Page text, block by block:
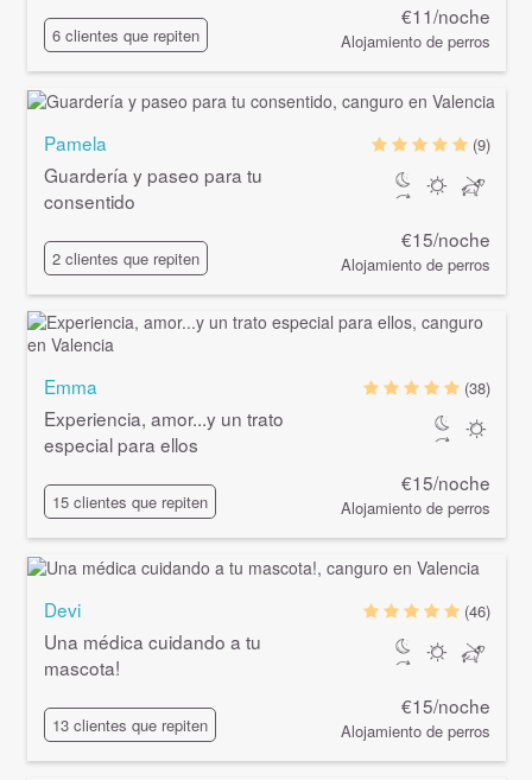
6 clientes que repiten
€11/noche
Alojamiento de perros
Pamela
Guardería y paseo para tu
consentido
2 clientes que repiten
(9)
€15/noche
Alojamiento de perros
Emma
Experiencia, amor...y un trato
especial para ellos
15 clientes que repiten
(38)
€15/noche
Alojamiento de perros
Devi
Una médica cuidando a tu
mascota!
13 clientes que repiten
(46)
€15/noche
Alojamiento de perros